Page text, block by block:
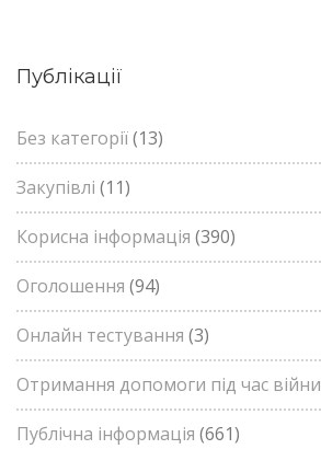
Публікації
Без категорії(13)
Закупівлі (11)
Корисна інформація (390)
Оголошення (94)
Онлайн тестування (3)
Отримання допомоги під час війни
Публічна інформація (661)